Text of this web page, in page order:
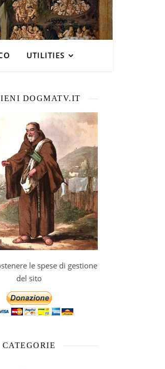
UTILITIES
DOGMATV.IT
le spese di gestione
del sito
CATEGORIE